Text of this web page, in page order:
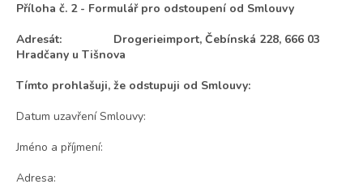
Příloha č. 2 - Formulář pro odstoupení od Smlouvy
Adresát: Drogerieimport, Čebínská 228, 666 03
Hradčany u Tišnova
Tímto prohlašuji, že odstupuji od Smlouvy:
Datum uzavření Smlouvy:
Jméno a příjmení:
Adresa: